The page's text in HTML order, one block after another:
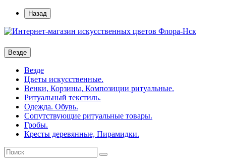
Назад
Везде
Везде
Цветы искусственные.
Венки, Корзины, Композиции ритуальные.
Ритуальный текстиль.
Одежда. Обувь.
Сопутствующие ритуальные товары.
Гробы.
Кресты деревянные, Пирамидки.